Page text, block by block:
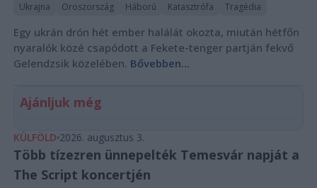
Ukrajna Oroszország Háború Katasztrófa Tragédia
Egy ukrán drón hét ember halálát okozta, miután hétfőn
nyaralók közé csapódott a Fekete-tenger partján fekvő
Gelendzsik közelében. Bővebben...
Ajánljuk még
KÜLFÖLD 2026. augusztus 3.
Több tízezren ünnepelték Temesvár napját a
The Script koncertjén